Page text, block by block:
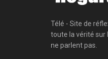
Télé - Site de
toute la vérité sur
ne parlent pas.